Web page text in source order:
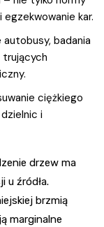
kar.
badania
trujących
ciężkiego
i
drzew ma
u źródła.
brzmią
marginalne